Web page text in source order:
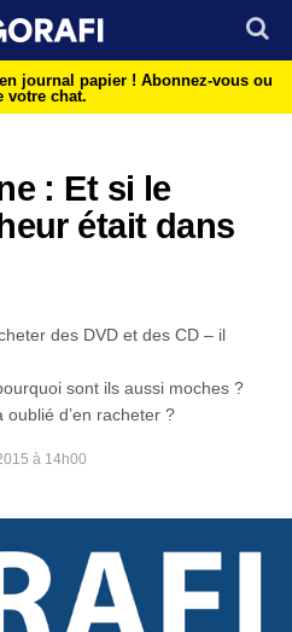
journal papier ! Abonnez-vous ou
votre chat.
: Et si le
était dans
des DVD et des CD – il
sont ils aussi moches ?
d’en racheter ?
à 14h00